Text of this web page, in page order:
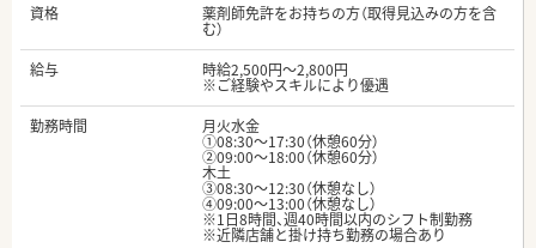
資格
薬剤師免許をお持ちの方（取得見込みの方を含
む）
給与
時給2,500円～2,800円
※ご経験やスキルにより優遇
勤務時間
月火水金
①08:30～17:30（休憩60分）
②09:00～18:00（休憩60分）
木土
③08:30～12:30（休憩なし）
④09:00～13:00（休憩なし）
※1日8時間、週40時間以内のシフト制勤務
※近隣店舗と掛け持ち勤務の場合あり